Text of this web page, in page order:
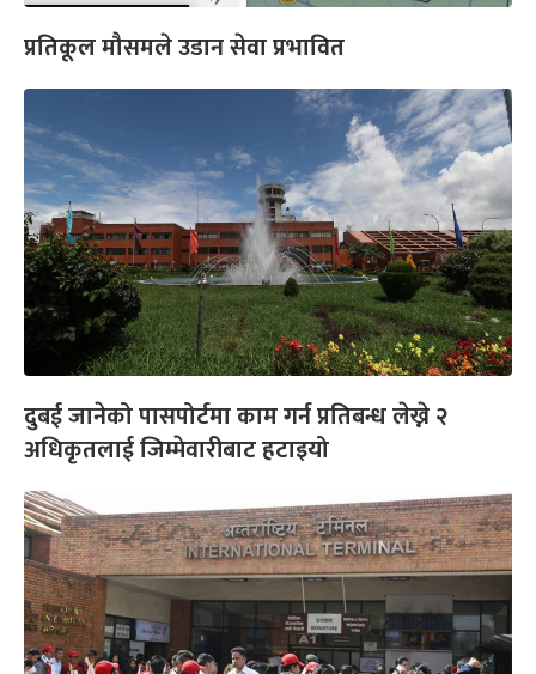
प्रतिकूल मौसमले उडान सेवा प्रभावित
दुबई जानेको पासपोर्टमा काम गर्न प्रतिबन्ध लेख्ने २
अधिकृतलाई जिम्मेवारीबाट हटाइयो